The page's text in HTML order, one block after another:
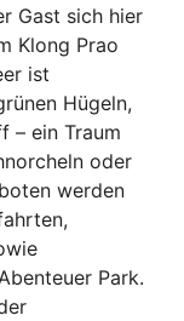
Gast sich hier
Klong Prao
ist
Hügeln,
– ein Traum
oder
werden
Park.